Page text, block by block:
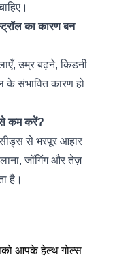
का कारण बन
उम्र बढ़ने, किडनी
के संभावित कारण हो
कम करें?
से भरपूर आहार
जॉगिंग और तेज़
है।
आपके हेल्थ गोल्स